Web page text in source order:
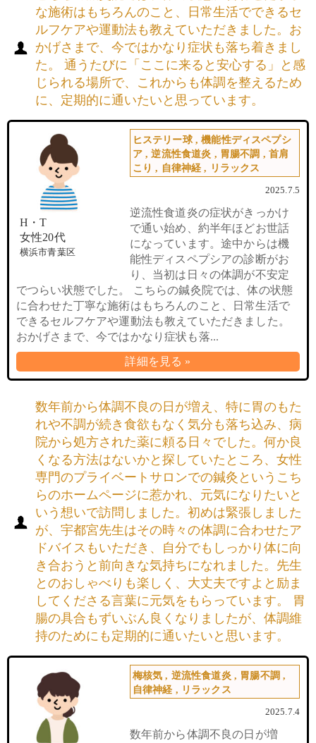
な施術はもちろんのこと、日常生活でできるセ
ルフケアや運動法も教えていただきました。お
かげさまで、今ではかなり症状も落ち着きまし
た。 通うたびに「ここに来ると安心する」と感
じられる場所で、これからも体調を整えるため
に、定期的に通いたいと思っています。
H・T
女性20代
横浜市青葉区
ヒステリー球,機能性ディスペプシ
ア,逆流性食道炎 , 胃腸不調 ,首肩
こり , 自律神経 , リラックス
2025.7.5
逆流性食道炎の症状がきっかけ
で通い始め、約半年ほどお世話
になっています。途中からは機
能性ディスペプシアの診断がお
り、当初は日々の体調が不安定
でつらい状態でした。 こちらの鍼灸院では、体の状態
に合わせた丁寧な施術はもちろんのこと、日常生活で
できるセルフケアや運動法も教えていただきました。
おかげさまで、今ではかなり症状も落...
詳細を見る »
数年前から体調不良の日が増え、特に胃のもた
れや不調が続き食欲もなく気分も落ち込み、病
院から処方された薬に頼る日々でした。何か良
くなる方法はないかと探していたところ、女性
専門のプライベートサロンでの鍼灸というこち
らのホームページに惹かれ、元気になりたいと
いう想いで訪問しました。初めは緊張しました
が、宇都宮先生はその時々の体調に合わせたア
ドバイスもいただき、自分でもしっかり体に向
き合おうと前向きな気持ちになれました。先生
とのおしゃべりも楽しく、大丈夫ですよと励ま
してくださる言葉に元気をもらっています。 胃
腸の具合もずいぶん良くなりましたが、体調維
持のためにも定期的に通いたいと思います。
梅核気 , 逆流性食道炎, 胃腸不調 ,
自律神経 , リラックス
2025.7.4
数年前から体調不良の日が増